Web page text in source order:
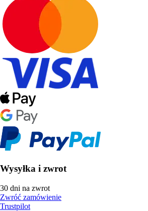
Wysyłka i zwrot
30 dni na zwrot
Zwróć zamówienie
Trustpilot